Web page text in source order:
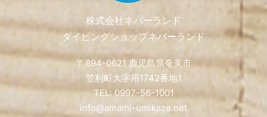
株式会社ネバーランド
ダイビングショップネバーランド
〒894-0621 鹿児島県奄美市
笠利町大字用1742番地1
TEL: 0997-56-1001
info@amami-umikaze.net